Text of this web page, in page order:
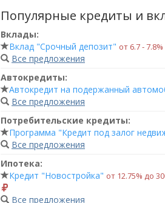
Популярные кредиты и
Вклады:
Вклад "Срочный депозит" от 6.7 ‑ 7.8%
Все предложения
Автокредиты:
Автокредит на подержанный
Все предложения
Потребительские кредиты:
Программа "Кредит под залог
Все предложения
Ипотека:
Кредит "Новостройка" от 12.75% до
Все предложения